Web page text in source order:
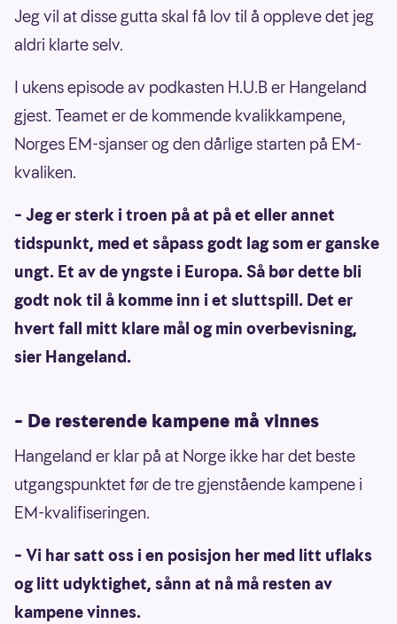
Jeg vil at disse gutta skal få lov til å oppleve det jeg
aldri klarte selv.
I ukens episode av podkasten H.U.B er Hangeland
gjest. Teamet er de kommende kvalikkampene,
Norges EM-sjanser og den dårlige starten på EM-
kvaliken.
– Jeg er sterk i troen på at på et eller annet
tidspunkt, med et såpass godt lag som er ganske
ungt. Et av de yngste i Europa. Så bør dette bli
godt nok til å komme inn i et sluttspill. Det er
hvert fall mitt klare mål og min overbevisning,
sier Hangeland.
– De resterende kampene må vinnes
Hangeland er klar på at Norge ikke har det beste
utgangspunktet før de tre gjenstående kampene i
EM-kvalifiseringen.
– Vi har satt oss i en posisjon her med litt uflaks
og litt udyktighet, sånn at nå må resten av
kampene vinnes.